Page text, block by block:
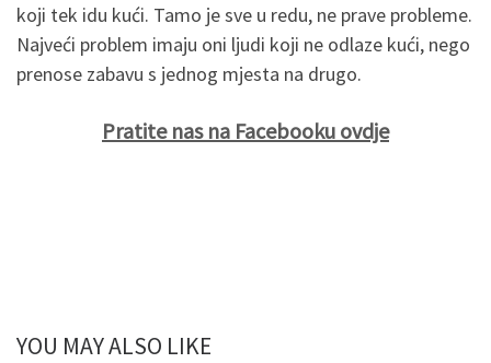
koji tek idu kući. Tamo je sve u redu, ne prave probleme.
Najveći problem imaju oni ljudi koji ne odlaze kući, nego
prenose zabavu s jednog mjesta na drugo.
Pratite nas na Facebooku ovdje
YOU MAY ALSO LIKE